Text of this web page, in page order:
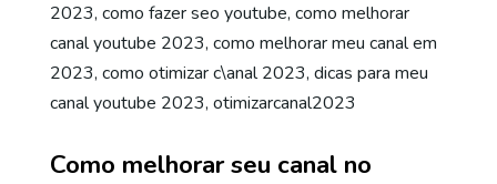
2023, como fazer seo youtube, como melhorar
canal youtube 2023, como melhorar meu canal em
2023, como otimizar c\anal 2023, dicas para meu
canal youtube 2023, otimizarcanal2023
Como melhorar seu canal no